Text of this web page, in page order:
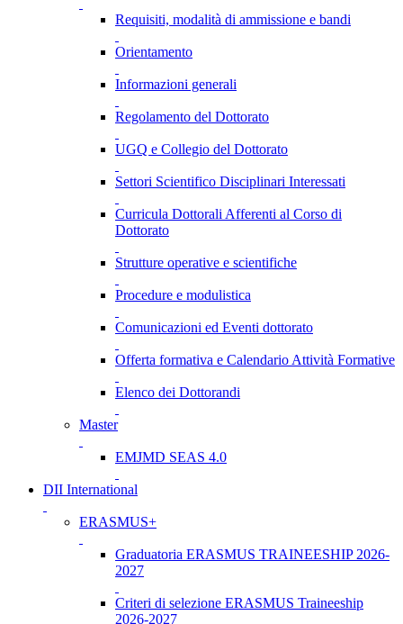
Requisiti, modalità di ammissione e bandi
Orientamento
Informazioni generali
Regolamento del Dottorato
UGQ e Collegio del Dottorato
Settori Scientifico Disciplinari Interessati
Curricula Dottorali Afferenti al Corso di
Dottorato
Strutture operative e scientifiche
Procedure e modulistica
Comunicazioni ed Eventi dottorato
Offerta formativa e Calendario Attività Formative
Elenco dei Dottorandi
Master
EMJMD SEAS 4.0
DII International
ERASMUS+
Graduatoria ERASMUS TRAINEESHIP 2026-
2027
Criteri di selezione ERASMUS Traineeship
2026-2027